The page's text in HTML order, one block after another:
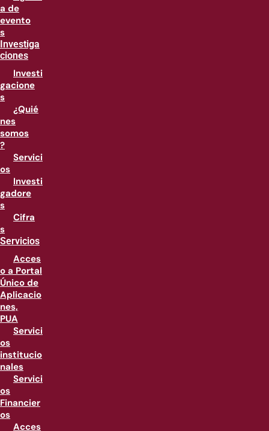
a de
evento
s
Investiga
ciones
Investi
gacione
s
¿Quié
nes
somos
?
Servici
os
Investi
gadore
s
Cifra
s
Servicios
Acces
o a Portal
Único de
Aplicacio
nes,
PUA
Servici
os
institucio
nales
Servici
os
Financier
os
Acces